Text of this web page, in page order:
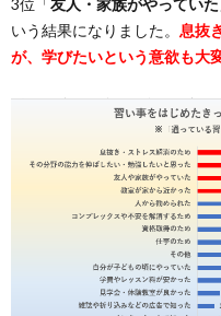
3位「 友人・家族がやっていた
いう結果になりました。 息抜
が、学びたいという意欲も大